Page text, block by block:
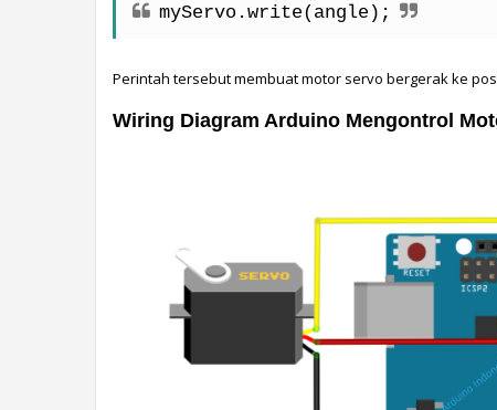
myServo.write(angle);
Perintah tersebut membuat motor servo bergerak ke
Wiring Diagram Arduino Mengontrol